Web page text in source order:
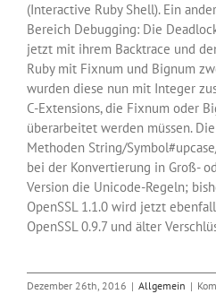
(Interactive Ruby Shell). Ein
Bereich Debugging: Die
jetzt mit ihrem Backtrace und
Ruby mit Fixnum und Bignum
wurden diese nun mit Integer
C-Extensions, die Fixnum oder
überarbeitet werden müssen. Die
Methoden String/
bei der Konvertierung in Groß-
Version die Unicode-Regeln;
OpenSSL 1.1.0 wird jetzt
OpenSSL 0.9.7 und älter
Dezember 26th, 2016 | Allgemein |